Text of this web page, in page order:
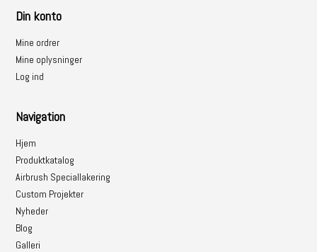
Din konto
Mine ordrer
Mine oplysninger
Log ind
Navigation
Hjem
Produktkatalog
Airbrush Speciallakering
Custom Projekter
Nyheder
Blog
Galleri